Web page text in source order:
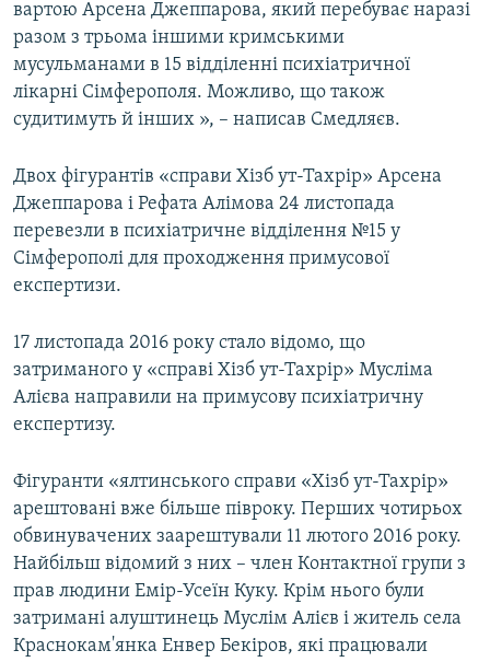
вартою Арсена Джеппарова, який перебуває наразі
разом з трьома іншими кримськими
мусульманами в 15 відділенні психіатричної
лікарні Сімферополя. Можливо, що також
судитимуть й інших », – написав Смедляєв.
Двох фігурантів «справи Хізб ут-Тахрір» Арсена
Джеппарова і Рефата Алімова 24 листопада
перевезли в психіатричне відділення №15 у
Сімферополі для проходження примусової
експертизи.
17 листопада 2016 року стало відомо, що
затриманого у «справі Хізб ут-Тахрір» Мусліма
Алієва направили на примусову психіатричну
експертизу.
Фігуранти «ялтинського справи «Хізб ут-Тахрір»
арештовані вже більше півроку. Перших чотирьох
обвинувачених заарештували 11 лютого 2016 року.
Найбільш відомий з них – член Контактної групи з
прав людини Емір-Усеїн Куку. Крім нього були
затримані алуштинець Муслім Алієв і житель села
Краснокам'янка Енвер Бекіров, які працювали